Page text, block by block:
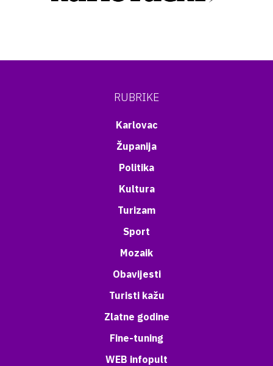
RUBRIKE
Karlovac
Županija
Politika
Kultura
Turizam
Sport
Mozaik
Obavijesti
Turisti kažu
Zlatne godine
Fine-tuning
WEB infopult